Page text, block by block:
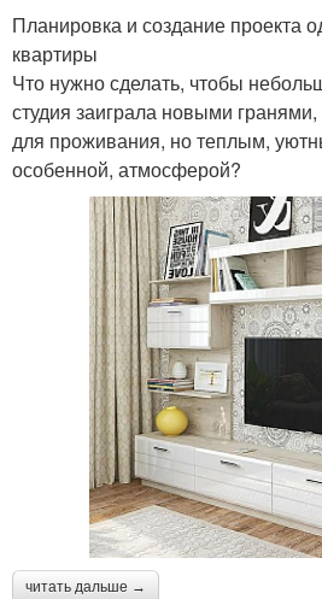
Планировка и создание проекта
квартиры
Что нужно сделать, чтобы
студия заиграла новыми
для проживания, но теплым,
особенной, атмосферой?
читать дальше →